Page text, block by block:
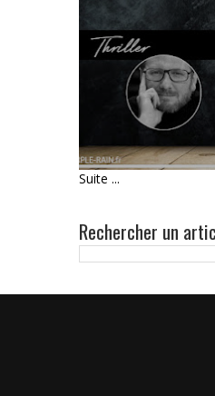
LIVRE :
PAR LA
Suite ...
Rechercher un